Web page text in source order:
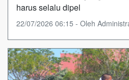
harus selalu dipel
22/07/2026 06:15 - Oleh